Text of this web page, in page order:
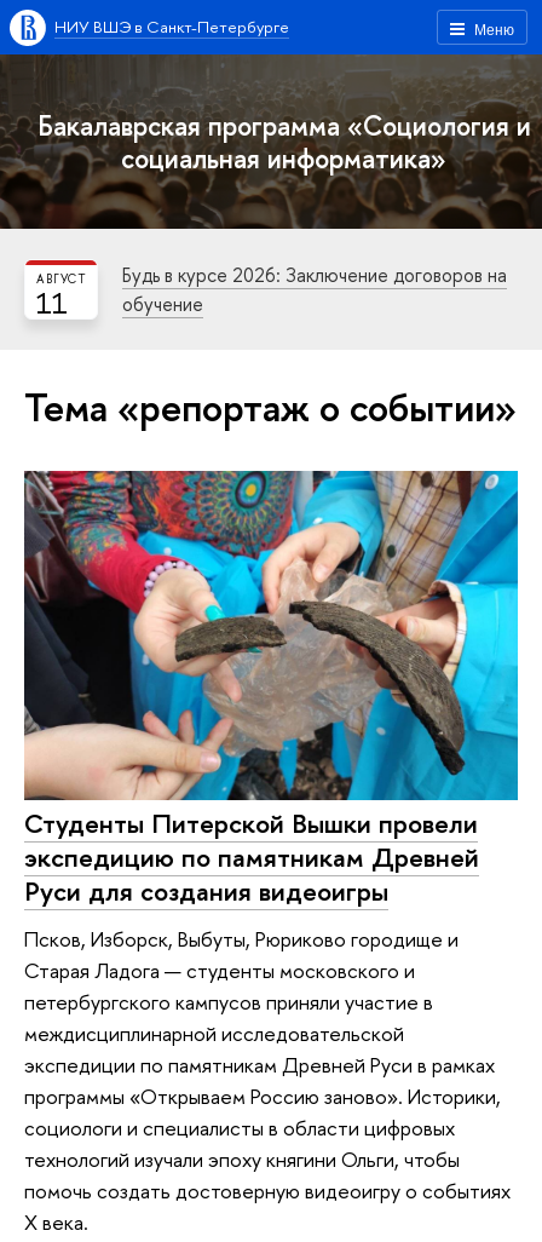
Меню
НИУ ВШЭ в Санкт-Петербурге
Бакалаврская программа «Социология и
социальная информатика»
11
АВГУСТ
Будь в курсе 2026: Заключение договоров на
обучение
Тема «репортаж о событии»
Студенты Питерской Вышки провели
экспедицию по памятникам Древней
Руси для создания видеоигры
Псков, Изборск, Выбуты, Рюриково городище и
Старая Ладога — студенты московского и
петербургского кампусов приняли участие в
междисциплинарной исследовательской
экспедиции по памятникам Древней Руси в рамках
программы «Открываем Россию заново». Историки,
социологи и специалисты в области цифровых
технологий изучали эпоху княгини Ольги, чтобы
помочь создать достоверную видеоигру о событиях
X века.